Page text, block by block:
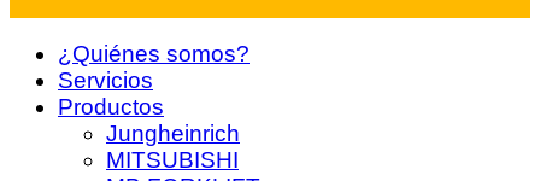
¿Quiénes somos?
Servicios
Productos
Jungheinrich
MITSUBISHI